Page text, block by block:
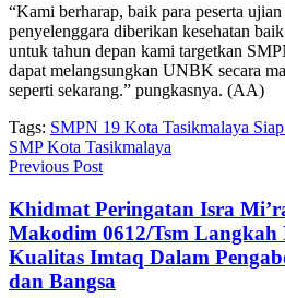
“Kami berharap, baik para peserta
penyelenggara diberikan kesehatan
untuk tahun depan kami targetkan
dapat melangsungkan UNBK secara
seperti sekarang.” pungkasnya. (AA)
Tags: SMPN 19 Kota Tasikmalaya
SMP Kota Tasikmalaya
Previous Post
Khidmat Peringatan Isra
Makodim 0612/Tsm Langkah
Kualitas Imtaq Dalam
dan Bangsa